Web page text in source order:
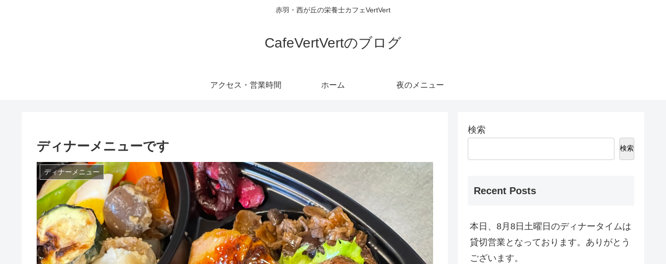
赤羽・西が丘の栄養士カフェVertVert
CafeVertVertのブログ
アクセス・営業時間 ホーム 夜のメニュー
ディナーメニューです
ディナーメニュー
検索
検索
Recent Posts
本日、8月8日土曜日のディナータイムは
貸切営業となっております。ありがとう
ございます。